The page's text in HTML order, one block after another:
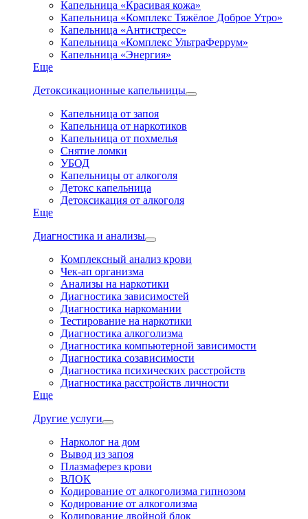
Капельница «Красивая кожа»
Капельница «Комплекс Тяжёлое Доброе Утро»
Капельница «Антистресс»
Капельница «Комплекс УльтраФеррум»
Капельница «Энергия»
Еще
Детоксикационные капельницы
Капельница от запоя
Капельница от наркотиков
Капельница от похмелья
Снятие ломки
УБОД
Капельницы от алкоголя
Детокс капельница
Детоксикация от алкоголя
Еще
Диагностика и анализы
Комплексный анализ крови
Чек-ап организма
Анализы на наркотики
Диагностика зависимостей
Диагностика наркомании
Тестирование на наркотики
Диагностика алкоголизма
Диагностика компьютерной зависимости
Диагностика созависимости
Диагностика психических расстройств
Диагностика расстройств личности
Еще
Другие услуги
Нарколог на дом
Вывод из запоя
Плазмаферез крови
ВЛОК
Кодирование от алкоголизма гипнозом
Кодирование от алкоголизма
Кодирование двойной блок